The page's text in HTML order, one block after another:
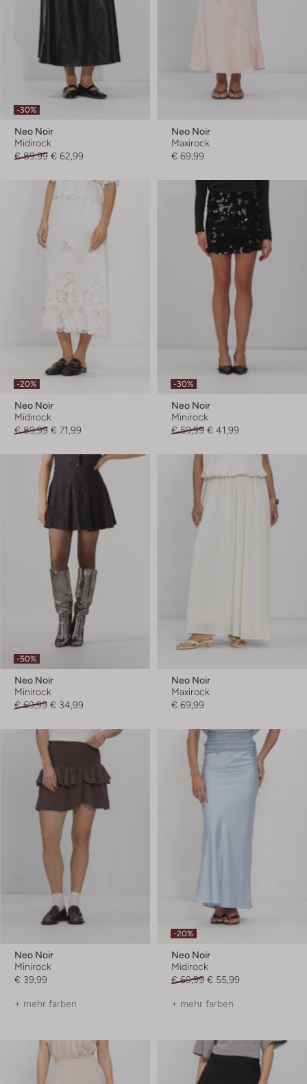
-30%
Neo Noir
Midirock
€ 89,99 € 62,99
Neo Noir
Maxirock
€ 69,99
-20%
Neo Noir
Midirock
€ 89,99 € 71,99
-30%
Neo Noir
Minirock
€ 59,99 € 41,99
-50%
Neo Noir
Minirock
€ 69,99 € 34,99
Neo Noir
Maxirock
€ 69,99
Neo Noir
Minirock
€ 39,99
+ mehr farben
-20%
Neo Noir
Midirock
€ 69,99 € 55,99
+ mehr farben